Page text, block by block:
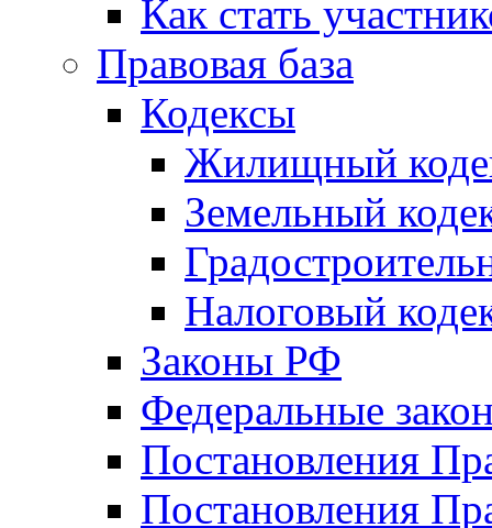
Как стать
Правовая база
Кодексы
Жилищный
Земельный
Налоговый
Законы РФ
Федеральные
Постановления
Постановления